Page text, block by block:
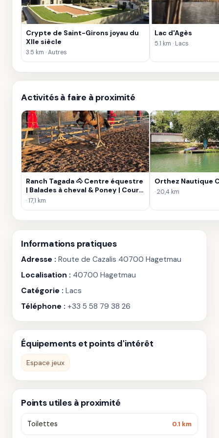
Crypte de Saint-Girons joyau du
XIIe siècle
3.5 km · Autres
Lac d'Agès
5.1 km · Lacs
Activités à faire à proximité
Ranch Tagada 🐴 Centre équestre
| Balades à cheval & Poney | Cours
et Stage d'équitation | Pension |
· 17,1 km
Orthez Nautique
· 20,4 km
Informations pratiques
Adresse : Route de Cazalis 40700 Hagetmau
Localisation : 40700 Hagetmau
Catégorie : Lacs
Téléphone : +33 5 58 79 38 26
Équipements et points d'intérêt
Espace jeux
Points utiles à proximité
Toilettes 0.1 km